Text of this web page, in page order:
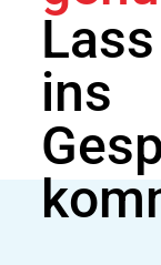
ins